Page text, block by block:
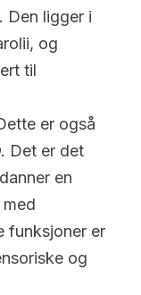
Den ligger i
og
til
er også
. Det er det
en
funksjoner er
og